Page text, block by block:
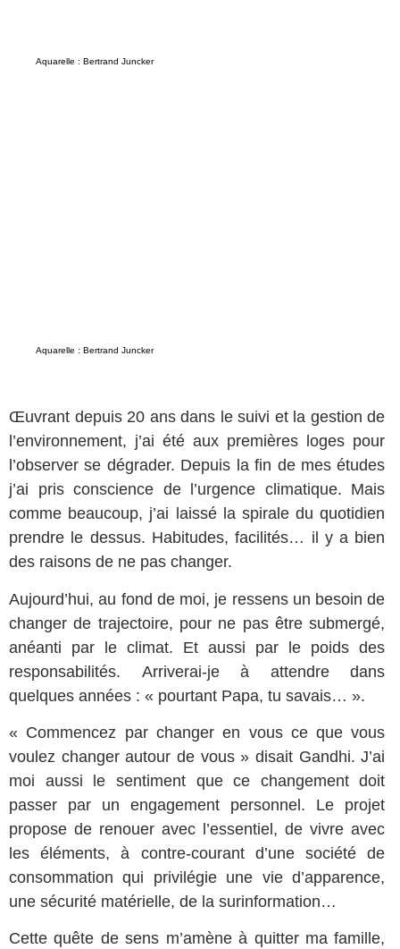
Aquarelle : Bertrand Juncker
Aquarelle : Bertrand Juncker
Œuvrant depuis 20 ans dans le suivi et la gestion de
l’environnement, j’ai été aux premières loges pour
l’observer se dégrader. Depuis la fin de mes études
j’ai pris conscience de l’urgence climatique. Mais
comme beaucoup, j’ai laissé la spirale du quotidien
prendre le dessus. Habitudes, facilités… il y a bien
des raisons de ne pas changer.
Aujourd’hui, au fond de moi, je ressens un besoin de
changer de trajectoire, pour ne pas être submergé,
anéanti par le climat. Et aussi par le poids des
responsabilités. Arriverai-je à attendre dans
quelques années : « pourtant Papa, tu savais… ».
« Commencez par changer en vous ce que vous
voulez changer autour de vous » disait Gandhi. J’ai
moi aussi le sentiment que ce changement doit
passer par un engagement personnel. Le projet
propose de renouer avec l’essentiel, de vivre avec
les éléments, à contre-courant d’une société de
consommation qui privilégie une vie d’apparence,
une sécurité matérielle, de la surinformation…
Cette quête de sens m’amène à quitter ma famille,